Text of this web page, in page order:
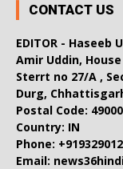
CONTACT US
EDITOR - Haseeb
Amir Uddin,
Sterrt no 27/A ,
Durg,
Postal Code:
Country: IN
Phone:
Email: